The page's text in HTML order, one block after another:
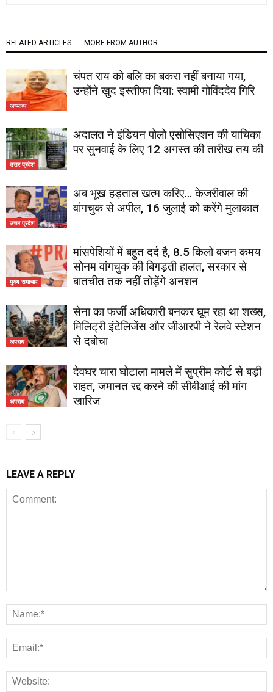
RELATED ARTICLES MORE FROM AUTHOR
अध्यात्म
चंपत राय को बलि का बकरा नहीं बनाया गया,
उन्होंने खुद इस्तीफा दिया: स्वामी गोविंददेव गिरि
उत्तर प्रदेश
अदालत ने इंडियन पोलो एसोसिएशन की याचिका
पर सुनवाई के लिए 12 अगस्त की तारीख तय की
उत्तर प्रदेश
अब भूख हड़ताल खत्म करिए… केजरीवाल की
वांगचुक से अपील, 16 जुलाई को करेंगे मुलाकात
मुख्य समाचार
मांसपेशियों में बहुत दर्द है, 8.5 किलो वजन कमय
सोनम वांगचुक की बिगड़ती हालत, सरकार से
बातचीत तक नहीं तोड़ेंगे अनशन
अपराध
सेना का फर्जी अधिकारी बनकर घूम रहा था शख्स,
मिलिट्री इंटेलिजेंस और जीआरपी ने रेलवे स्टेशन
से दबोचा
अपराध
देवघर चारा घोटाला मामले में सुप्रीम कोर्ट से बड़ी
राहत, जमानत रद्द करने की सीबीआई की मांग
खारिज
LEAVE A REPLY